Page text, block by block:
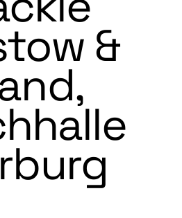
&